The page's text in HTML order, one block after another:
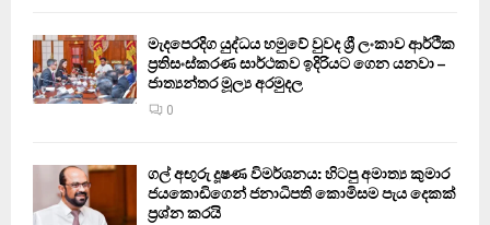
මැදපෙරදිග යුද්ධය හමුවේ වුවද ශ්‍රී ලංකාව ආර්ථික
ප්‍රතිසංස්කරණ සාර්ථකව ඉදිරියට ගෙන යනවා –
ජාත්‍යන්තර මූල්‍ය අරමුදල
0
ගල් අඟුරු දූෂණ විමර්ශනය: හිටපු අමාත්‍ය කුමාර
ජයකොඩිගෙන් ජනාධිපති කොමිසම පැය දෙකක්
ප්‍රශ්න කරයි